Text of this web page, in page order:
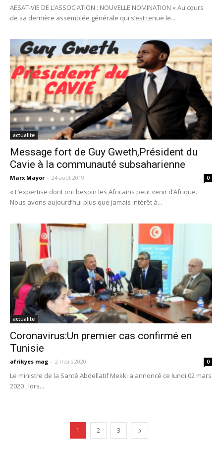
AESAT-VIE DE L’ASSOCIATION : NOUVELLE NOMINATION « Au cours
de sa dernière assemblée générale qui s’est tenue le...
actualite
Message fort de Guy Gweth,Président du
Cavie à la communauté subsaharienne
Marx Mayor - 24 août 2019 0
« L’expertise dont ont besoin les Africains peut venir d’Afrique.
Nous avons aujourd’hui plus que jamais intérêt à...
actualite
Coronavirus:Un premier cas confirmé en
Tunisie
afrikyes mag - 2 mars 2020 0
Le ministre de la Santé Abdellatif Mekki a annoncé ce lundi 02 mars
2020 , lors...
1 2 3